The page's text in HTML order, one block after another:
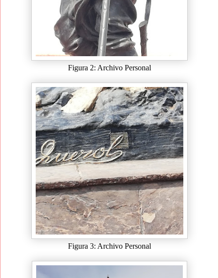
Figura 2: Archivo Personal
Figura 3: Archivo Personal